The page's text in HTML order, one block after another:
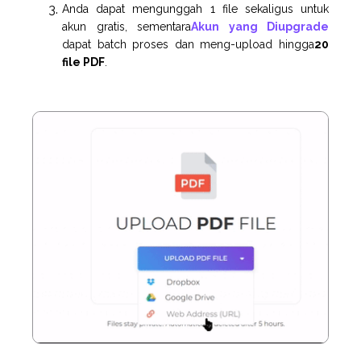
Anda dapat mengunggah 1 file sekaligus untuk
akun gratis, sementaraAkun yang Diupgrade
dapat batch proses dan meng-upload hingga20
file PDF